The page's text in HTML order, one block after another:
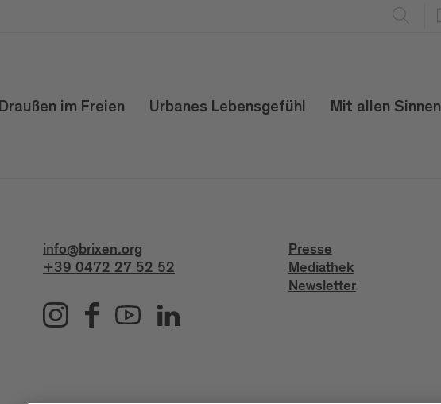
Draußen im Freien Urbanes Lebensgefühl Mit allen Sinnen
info@brixen.org
+39 0472 27 52 52
Presse
Mediathek
Newsletter